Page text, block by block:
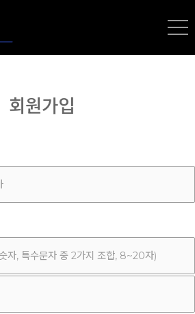
회원가입